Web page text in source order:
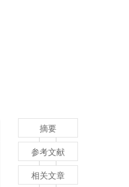
摘要
参考文献
相关文章